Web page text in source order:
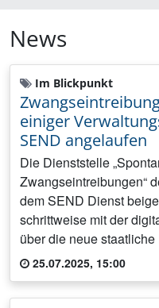
News
Im Blickpunkt
einiger
SEND angelaufen
Die Dienststelle
Zwangseintreibungen“
dem SEND Dienst
schrittweise mit der
über die neue
25.07.2025, 15:00